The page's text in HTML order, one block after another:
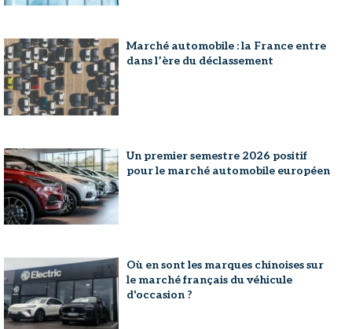
Marché automobile : la France entre
dans l’ère du déclassement
Un premier semestre 2026 positif
pour le marché automobile européen
Où en sont les marques chinoises sur
le marché français du véhicule
d'occasion ?